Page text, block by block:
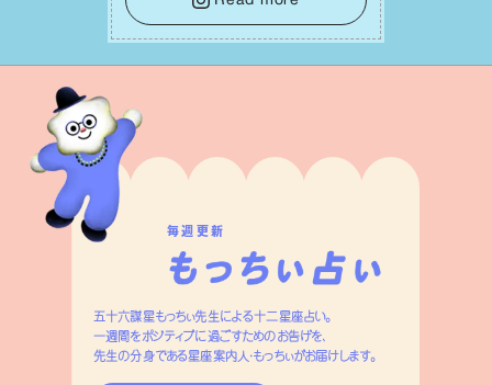
えが、あなたに確かな安⼼感をもたらす
はずです。
毎週更新
五十六謀星もっちぃ先生による十二星座占い。
一週間をポジティブに過ごすためのお告げを、
先生の分身である星座案内人・もっちぃがお届けします。